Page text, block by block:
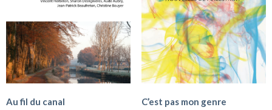
Au fil du canal C’est pas mon genre